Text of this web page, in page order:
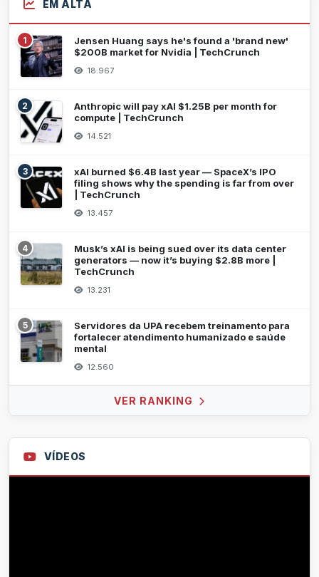
EM ALTA
1
Jensen Huang says he's found a 'brand new'
$200B market for Nvidia | TechCrunch
18.967
2
Anthropic will pay xAI $1.25B per month for
compute | TechCrunch
14.521
3
xAI burned $6.4B last year — SpaceX’s IPO
filing shows why the spending is far from over
| TechCrunch
13.457
4
Musk’s xAI is being sued over its data center
generators — now it’s buying $2.8B more |
TechCrunch
13.231
5
Servidores da UPA recebem treinamento para
fortalecer atendimento humanizado e saúde
mental
12.560
VER RANKING
VÍDEOS